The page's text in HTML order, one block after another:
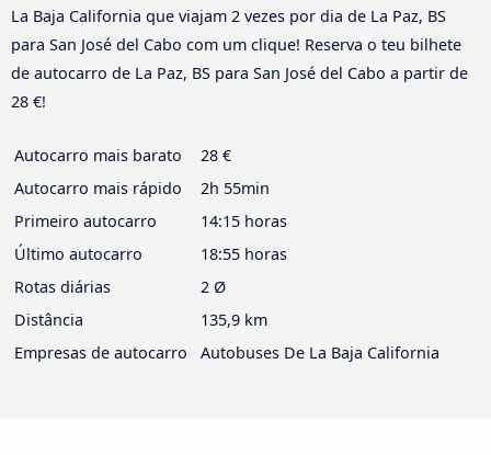
La Baja California que viajam 2 vezes por dia de La Paz, BS
para San José del Cabo com um clique! Reserva o teu bilhete
de autocarro de La Paz, BS para San José del Cabo a partir de
28 €!
Autocarro mais barato
28 €
Autocarro mais rápido
2h 55min
Primeiro autocarro
14:15 horas
Último autocarro
18:55 horas
Rotas diárias
2 Ø
Distância
135,9 km
Empresas de autocarro
Autobuses De La Baja California